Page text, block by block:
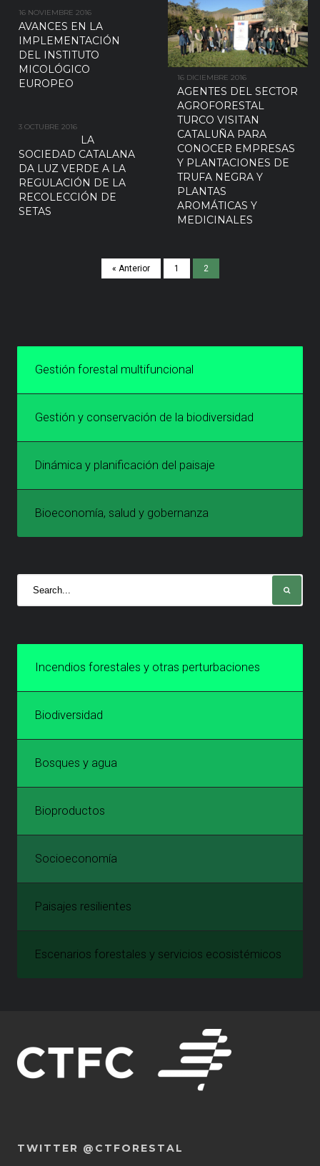
16 DICIEMBRE 2016
AGENTES DEL SECTOR
AGROFORESTAL
TURCO VISITAN
CATALUÑA PARA
CONOCER EMPRESAS
Y PLANTACIONES DE
TRUFA NEGRA Y
PLANTAS
AROMÁTICAS Y
MEDICINALES
16 NOVIEMBRE 2016
AVANCES EN LA
IMPLEMENTACIÓN
DEL INSTITUTO
MICOLÓGICO
EUROPEO
3 OCTUBRE 2016
LA
SOCIEDAD CATALANA
DA LUZ VERDE A LA
REGULACIÓN DE LA
RECOLECCIÓN DE
SETAS
« Anterior 1 2
Gestión forestal multifuncional
Gestión y conservación de la biodiversidad
Dinámica y planificación del paisaje
Bioeconomía, salud y gobernanza
Incendios forestales y otras perturbaciones
Biodiversidad
Bosques y agua
Bioproductos
Socioeconomía
Paisajes resilientes
Escenarios forestales y servicios ecosistémicos
TWITTER @CTFORESTAL